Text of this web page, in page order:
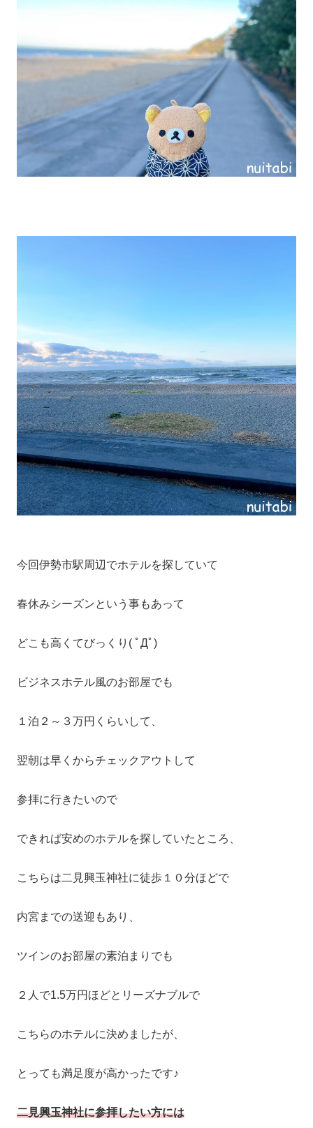
今回伊勢市駅周辺でホテルを探していて
春休みシーズンという事もあって
どこも高くてびっくり( ﾟДﾟ)
ビジネスホテル風のお部屋でも
１泊２～３万円くらいして、
翌朝は早くからチェックアウトして
参拝に行きたいので
できれば安めのホテルを探していたところ、
こちらは二見興玉神社に徒歩１０分ほどで
内宮までの送迎もあり、
ツインのお部屋の素泊まりでも
２人で1.5万円ほどとリーズナブルで
こちらのホテルに決めましたが、
とっても満足度が高かったです♪
二見興玉神社に参拝したい方には